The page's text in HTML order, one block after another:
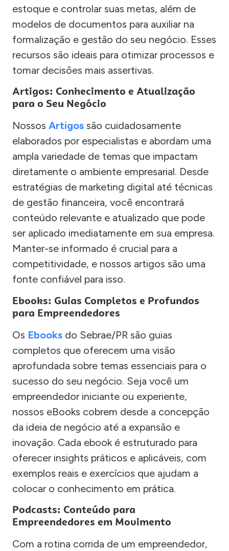
estoque e controlar suas metas, além de
modelos de documentos para auxiliar na
formalização e gestão do seu negócio. Esses
recursos são ideais para otimizar processos e
tomar decisões mais assertivas.
Artigos: Conhecimento e Atualização
para o Seu Negócio
Nossos Artigos são cuidadosamente
elaborados por especialistas e abordam uma
ampla variedade de temas que impactam
diretamente o ambiente empresarial. Desde
estratégias de marketing digital até técnicas
de gestão financeira, você encontrará
conteúdo relevante e atualizado que pode
ser aplicado imediatamente em sua empresa.
Manter-se informado é crucial para a
competitividade, e nossos artigos são uma
fonte confiável para isso.
Ebooks: Guias Completos e Profundos
para Empreendedores
Os Ebooks do Sebrae/PR são guias
completos que oferecem uma visão
aprofundada sobre temas essenciais para o
sucesso do seu negócio. Seja você um
empreendedor iniciante ou experiente,
nossos eBooks cobrem desde a concepção
da ideia de negócio até a expansão e
inovação. Cada ebook é estruturado para
oferecer insights práticos e aplicáveis, com
exemplos reais e exercícios que ajudam a
colocar o conhecimento em prática.
Podcasts: Conteúdo para
Empreendedores em Movimento
Com a rotina corrida de um empreendedor,